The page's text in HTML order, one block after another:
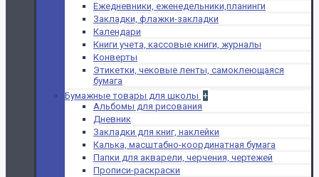
Ежедневники, еженедельники,планинги
Закладки, флажки-закладки
Календари
Книги учета, кассовые книги, журналы
Конверты
Этикетки, чековые ленты, самоклеющаяся
бумага
Бумажные товары для школы +
Альбомы для рисования
Дневник
Закладки для книг, наклейки
Калька, масштабно-координатная бумага
Папки для акварели, черчения, чертежей
Прописи-раскраски